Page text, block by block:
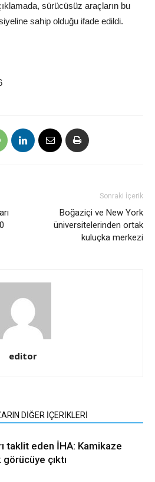
sürücüsüz araçların bu
sahip olduğu ifade edildi.
Sonraki İçerik
Boğaziçi ve New York
üniversitelerinden ortak
kuluçka merkezi
editor
DİĞER İÇERİKLERİ
taklit eden İHA: Kamikaze
çıktı